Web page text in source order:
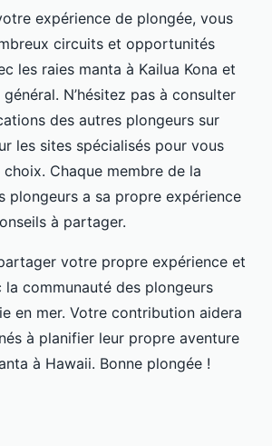
expérience de plongée, vous
circuits et opportunités
les raies manta à Kailua Kona et
N’hésitez pas à consulter
des autres plongeurs sur
les sites spécialisés pour vous
Chaque membre de la
plongeurs a sa propre expérience
à partager.
votre propre expérience et
communauté des plongeurs
en mer. Votre contribution aidera
à planifier leur propre aventure
à Hawaii. Bonne plongée !